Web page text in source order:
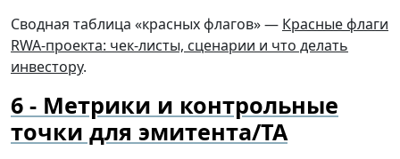
Сводная таблица «красных флагов» — Красные флаги
RWA-проекта: чек-листы, сценарии и что делать
инвестору.
Метрики и контрольные
точки для эмитента/ТА